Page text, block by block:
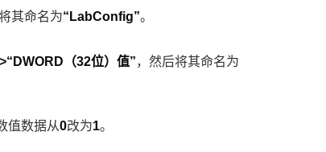
其命名为“LabConfig”。
（32位）值”，然后将其命名为
值数据从0改为1。